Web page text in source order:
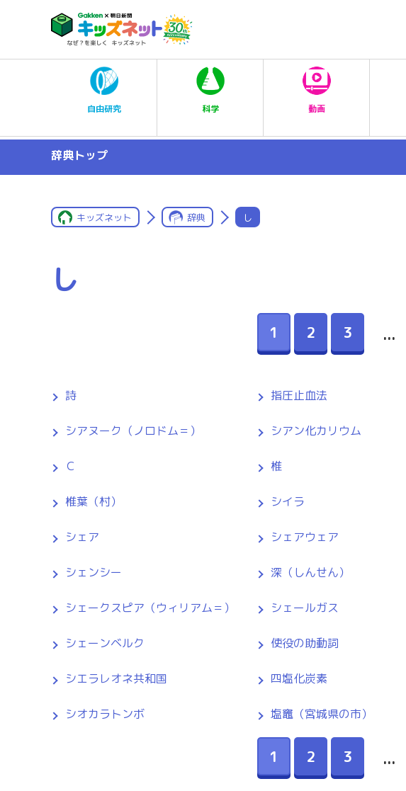
自由研究 科学 動画
辞典トップ
キッズネット 辞典 し
し
1 2 3 ...
詩 指圧止血法
シアヌーク（ノロドム＝） シアン化カリウム
Ｃ 椎
椎葉（村） シイラ
シェア シェアウェア
シェンシー 深（しんせん）
シェークスピア（ウィリアム＝） シェールガス
シェーンベルク 使役の助動詞
シエラレオネ共和国 四塩化炭素
シオカラトンボ 塩竈（宮城県の市）
1 2 3 ...